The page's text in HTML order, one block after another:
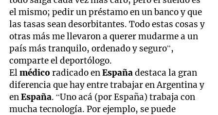
el mismo; pedir un préstamo en un banco y que
las tasas sean desorbitantes. Todo estas cosas y
otras más me llevaron a querer mudarme a un
país más tranquilo, ordenado y seguro”,
comparte el deportólogo.
Elmédicoradicado enEspañadestaca la gran
diferencia que hay entre trabajar en Argentina y
enEspaña. “Uno acá (por España) trabaja con
mucha tecnología. Por ejemplo, se puede